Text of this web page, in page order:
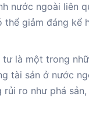
nước ngoài liên
thể giảm đáng kể
tư là một trong
tài sản ở nước
ro như phá